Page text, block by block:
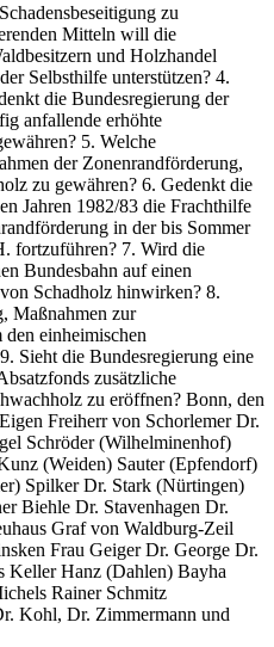
zu
Mitteln will die
und Holzhandel
Selbsthilfe unterstützen? 4.
die Bundesregierung der
anfallende erhöhte
5. Welche
der Zonenrandförderung,
zu gewähren? 6. Gedenkt die
Jahren 1982/83 die Frachthilfe
in der bis Sommer
fortzuführen? 7. Wird die
Bundesbahn auf einen
Schadholz hinwirken? 8.
Maßnahmen zur
einheimischen
Sieht die Bundesregierung eine
zusätzliche
zu eröffnen? Bonn, den
Freiherr von Schorlemer Dr.
Schröder (Wilhelminenhof)
(Weiden) Sauter (Epfendorf)
Spilker Dr. Stark (Nürtingen)
Biehle Dr. Stavenhagen Dr.
Graf von Waldburg-Zeil
Frau Geiger Dr. George Dr.
Keller Hanz (Dahlen) Bayha
Rainer Schmitz
Kohl, Dr. Zimmermann und